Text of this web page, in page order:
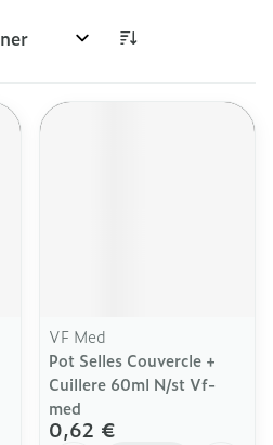
VF Med
Pot Selles Couvercle +
Cuillere 60ml N/st Vf-
med
0,62 €